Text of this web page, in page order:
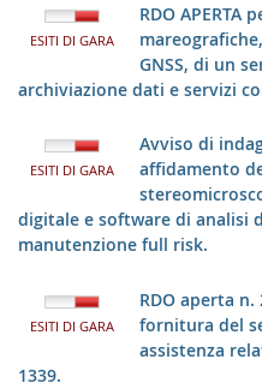
ESITI DI GARA
RDO
GNSS, di un
archiviazione dati e servizi
ESITI DI GARA
Avviso di
affidamento
digitale e software di analisi
manutenzione full risk.
ESITI DI GARA
RDO aperta
fornitura del
assistenza
1339.